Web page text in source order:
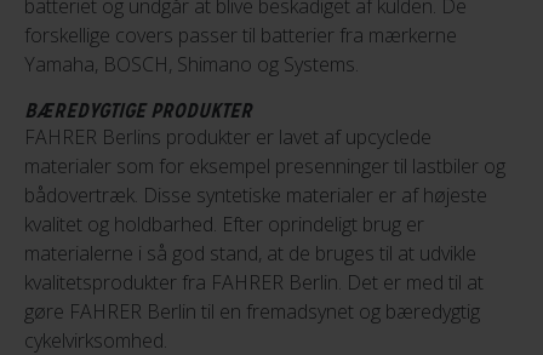
batteriet og undgår at blive beskadiget af kulden. De
forskellige covers passer til batterier fra mærkerne
Yamaha, BOSCH, Shimano og Systems.
BÆREDYGTIGE PRODUKTER
FAHRER Berlins produkter er lavet af upcyclede
materialer som for eksempel presenninger til lastbiler og
bådovertræk. Disse syntetiske materialer er af højeste
kvalitet og holdbarhed. Efter oprindeligt brug er
materialerne i så god stand, at de bruges til at udvikle
kvalitetsprodukter fra FAHRER Berlin. Det er med til at
gøre FAHRER Berlin til en fremadsynet og bæredygtig
cykelvirksomhed.